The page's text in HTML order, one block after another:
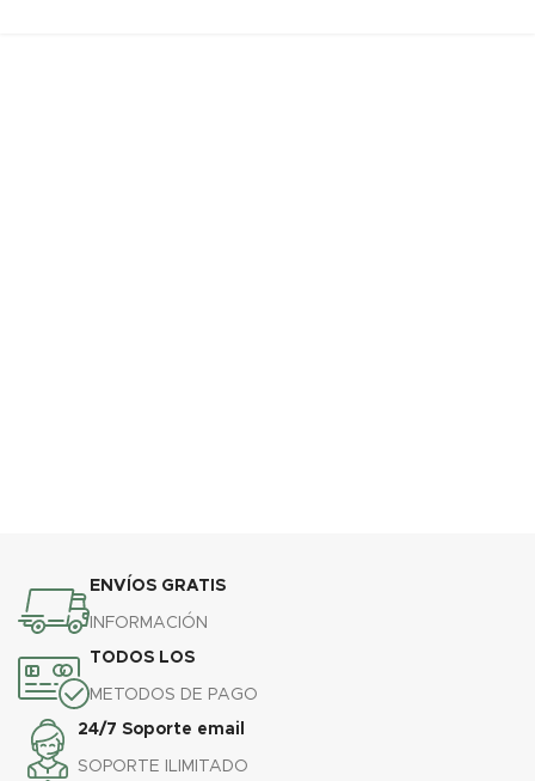
ENVÍOS GRATIS
INFORMACIÓN
TODOS LOS
METODOS DE PAGO
24/7 Soporte email
SOPORTE ILIMITADO